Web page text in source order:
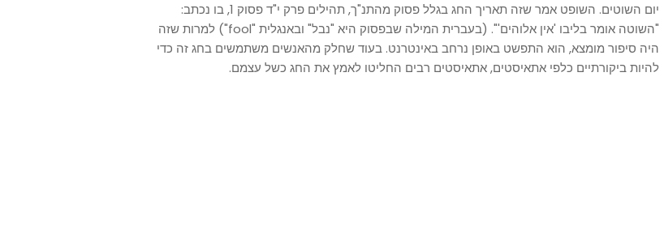
יום השוטים. השופט אמר שזה תאריך החג בגלל פסוק מהתנ"ך, תהילים פרק י"ד פסוק 1, בו נכתב:
"השוטה אומר בליבו 'אין אלוהים'". (בעברית המילה שבפסוק היא "נבל" ובאנגלית "fool") למרות שזה
היה סיפור מומצא, הוא התפשט באופן נרחב באינטרנט. בעוד שחלק מהאנשים משתמשים בחג זה כדי
להיות ביקורתיים כלפי אתאיסטים, אתאיסטים רבים החליטו לאמץ את החג כשל עצמם.